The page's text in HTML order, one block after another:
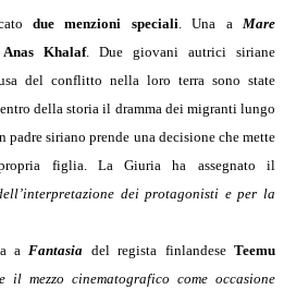
due menzioni speciali. Una aMare
Anas Khalaf. Due giovani autrici siriane
del conflitto nella loro terra sono state
della storia il dramma dei migranti lungo
padre siriano prende una decisione che mette
figlia. La Giuria ha assegnato il
dei protagonisti e per la
aFantasia del regista finlandeseTeemu
mezzo cinematografico come occasione